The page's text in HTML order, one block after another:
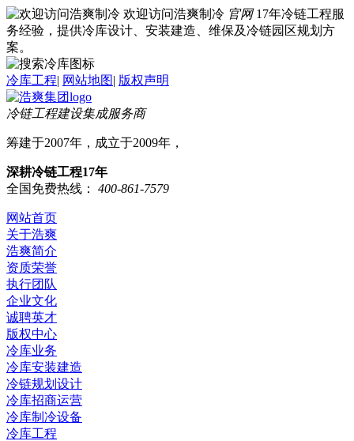
欢迎访问浩爽制冷 官网 17年冷链工程服
务经验，提供冷库设计、安装建造、维保及冷链园区规划方
案。
冷库工程| 网站地图| 版权声明
冷链工程建设集成服务商
筹建于2007年，成立于2009年，
深耕冷链工程17年
全国免费热线：
400-861-7579
网站首页
关于浩爽
浩爽简介
资质荣誉
执行团队
企业文化
诚聘英才
版权中心
冷库业务
冷库安装建造
冷链规划设计
冷库招商运营
冷库制冷设备
冷库工程